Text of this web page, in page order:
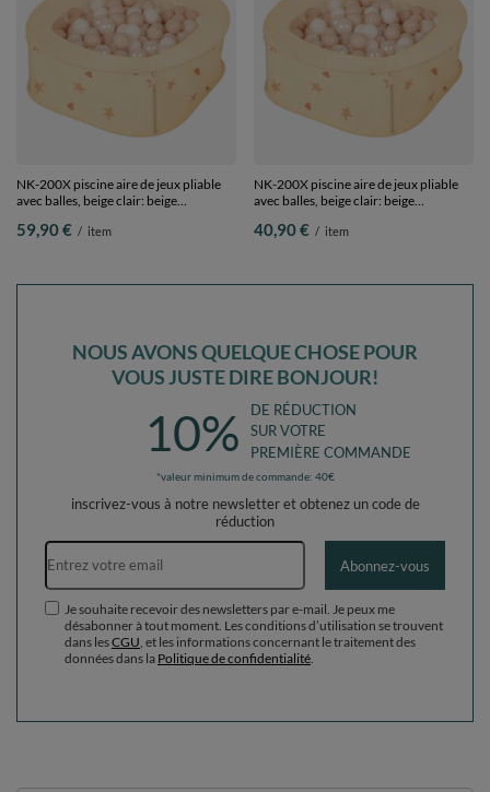
NK-200X piscine aire de jeux pliable
avec balles, beige clair: beige
59,90 € / item
NK-200X piscine aire de jeux pliable
avec balles, beige clair: beige
40,90 € / item
NOUS AVONS QUELQUE CHOSE POUR
VOUS JUSTE DIRE BONJOUR!
10%
DE RÉDUCTION
SUR VOTRE
PREMIÈRE COMMANDE
*valeur minimum de commande: 40€
inscrivez-vous à notre newsletter et obtenez un code de
réduction
Adresse e-mail
Abonnez-vous
Je souhaite recevoir des newsletters par e-mail. Je peux me
désabonner à tout moment. Les conditions d’utilisation se trouvent
dans lesCGU , et les informations concernant le traitement des
données dans la Politique de confidentialité